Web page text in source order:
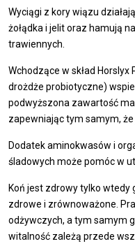
Wyciągi z kory wiązu
żołądka i jelit oraz hamują
trawiennych.
Wchodzące w skład
drożdże probiotyczne)
podwyższona zawartość
zapewniając tym samym,
Dodatek aminokwasów i
śladowych może pomóc w
Koń jest zdrowy tylko wtedy
zdrowe i zrównoważone.
odżywczych, a tym samym
witalność zależą przede